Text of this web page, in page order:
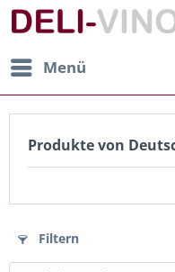
Menü
Produkte von
Filtern